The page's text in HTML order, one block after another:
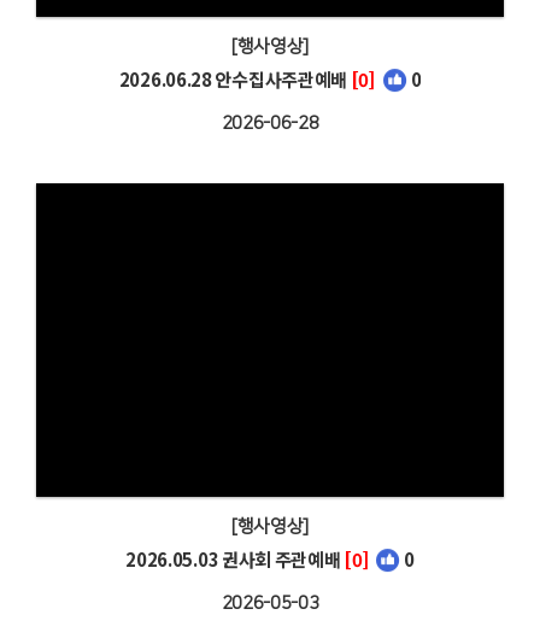
[행사영상]
2026.06.28 안수집사주관예배 [0] 0
2026-06-28
[행사영상]
2026.05.03 권사회 주관예배 [0] 0
2026-05-03